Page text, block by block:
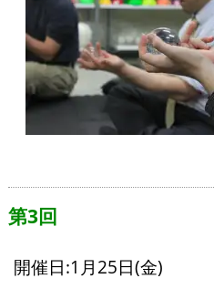
第3回
開催日:1月25日(金)